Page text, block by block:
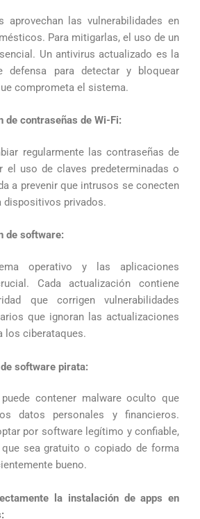
aprovechan las vulnerabilidades en
Para mitigarlas, el uso de un
Un antivirus actualizado es la
defensa para detectar y bloquear
comprometa el sistema.
de contraseñas de Wi-Fi:
regularmente las contraseñas de
el uso de claves predeterminadas o
a prevenir que intrusos se conecten
dispositivos privados.
de software:
operativo y las aplicaciones
Cada actualización contiene
que corrigen vulnerabilidades
que ignoran las actualizaciones
los ciberataques.
software pirata:
contener malware oculto que
datos personales y financieros.
por software legítimo y confiable,
que sea gratuito o copiado de forma
bueno.
la instalación de apps en